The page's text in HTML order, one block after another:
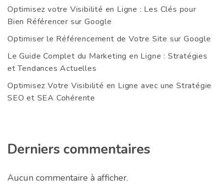
Optimisez votre Visibilité en Ligne : Les Clés pour
Bien Référencer sur Google
Optimiser le Référencement de Votre Site sur Google
Le Guide Complet du Marketing en Ligne : Stratégies
et Tendances Actuelles
Optimisez Votre Visibilité en Ligne avec une Stratégie
SEO et SEA Cohérente
Derniers commentaires
Aucun commentaire à afficher.